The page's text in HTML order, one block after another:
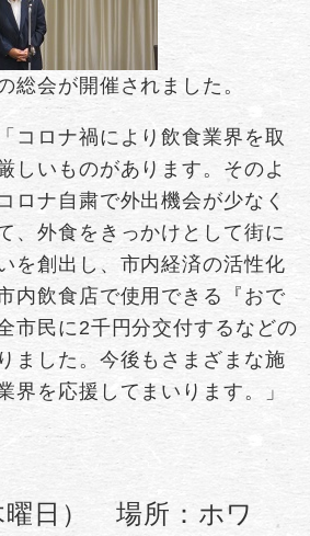
総会が開催されました。
コロナ禍により飲食業界を取
しいものがあります。そのよ
ロナ自粛で外出機会が少なく
、外食をきっかけとして街に
を創出し、市内経済の活性化
内飲食店で使用できる『おで
市民に2千円分交付するなどの
ました。今後もさまざまな施
界を応援してまいります。」
曜日） 場所：ホワ